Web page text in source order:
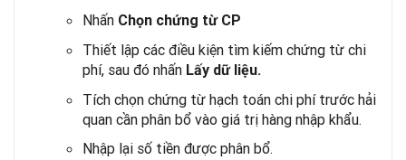
Nhấn Chọn chứng từ CP
Thiết lập các điều kiện tìm kiếm chứng từ chi
phí, sau đó nhấn Lấy dữ liệu.
Tích chọn chứng từ hạch toán chi phí trước hải
quan cần phân bổ vào giá trị hàng nhập khẩu.
Nhập lại số tiền được phân bổ.